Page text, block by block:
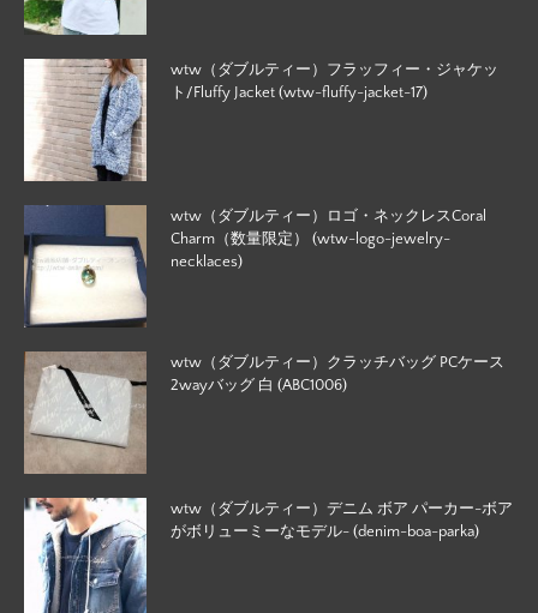
wtw（ダブルティー）フラッフィー・ジャケッ
ト/Fluffy Jacket (wtw-fluffy-jacket-17)
wtw（ダブルティー）ロゴ・ネックレスCoral
Charm（数量限定） (wtw-logo-jewelry-
necklaces)
wtw（ダブルティー）クラッチバッグ PCケース
2wayバッグ 白 (ABC1006)
wtw（ダブルティー）デニム ボア パーカー-ボア
がボリューミーなモデル- (denim-boa-parka)